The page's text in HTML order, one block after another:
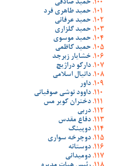
حمید صادقی
حمید طاهری فرد
حمید عرفانی
حمید گلزاری
حمید موسوی
حمید کاظمی
خشایار زبرجد
دارکو دراژیچ
دانیال اسلامی
داور
داوود نوشی صوفیانی
دختران کویر مس
دربی
دفاع مقدس
دوپینگ
دوچرخه سواری
دوستانه
دومیدانی